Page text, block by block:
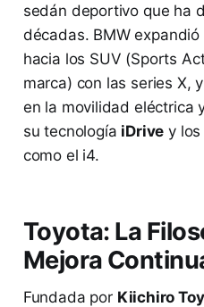
sedán deportivo que ha
décadas. BMW
hacia los SUV (Sports
marca) con las series X,
en la movilidad eléctrica
su tecnología iDrive y
como el i4.
Toyota: La
Mejora
Fundada por Kiichiro